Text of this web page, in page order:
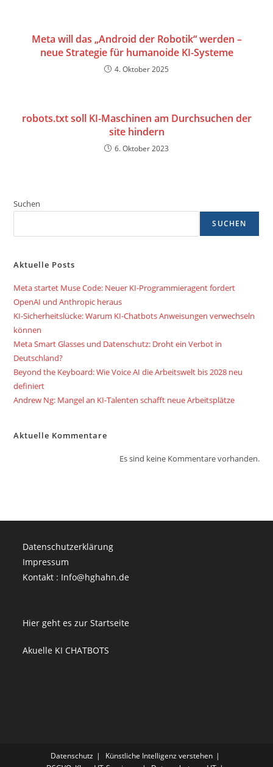
Meta will das „Android der Robotik“ werden –
neue Strategie für humanoide KI-Systeme
4. Oktober 2025
robots.txt soll KI-Maschinen am Durchsuchen der
site hindern
6. Oktober 2023
Suchen
SUCHEN
Aktuelle Posts
Meta startet Muse Code: Neuer KI-Programmieragent fordert
OpenAI und Anthropic heraus
KI-Sicherheitslücke: Warum KI-Chatbots Anweisungen verwechseln
können
Meta Smart Glasses und Datenschutz: Droht ein Verbot in
Deutschland?
Beyond the Keyboard: Wie Voice AI die Arbeitswelt bis 2028 neu
definiert
Andrew Ng: Mangel an KI-Talenten schafft neue Arbeitsplätze
Aktuelle Kommentare
Es sind keine Kommentare vorhanden.
Datenschutzerklärung
Impressum
Kontakt : Info@hghahn.de
Hier geht es zur Startseite
Akuelle KI CHATBOTS
Datenschutz
Künstliche Intelligenz verstehen